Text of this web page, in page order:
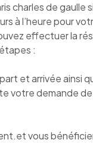
charles de gaulle
à l’heure pour
effectuer la
:
et arrivée ainsi
votre demande
vous